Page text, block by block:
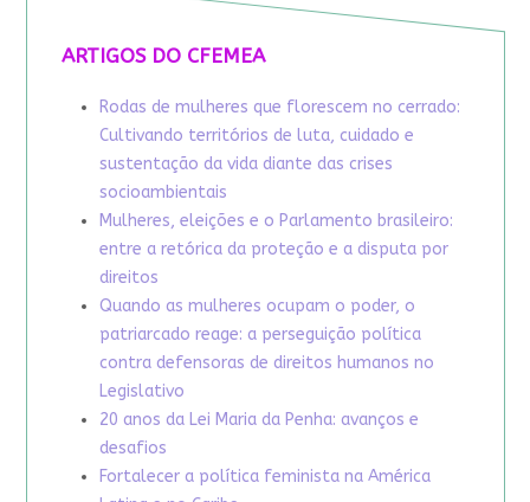
ARTIGOS DO CFEMEA
Rodas de mulheres que florescem no cerrado:
Cultivando territórios de luta, cuidado e
sustentação da vida diante das crises
socioambientais
Mulheres, eleições e o Parlamento brasileiro:
entre a retórica da proteção e a disputa por
direitos
Quando as mulheres ocupam o poder, o
patriarcado reage: a perseguição política
contra defensoras de direitos humanos no
Legislativo
20 anos da Lei Maria da Penha: avanços e
desafios
Fortalecer a política feminista na América